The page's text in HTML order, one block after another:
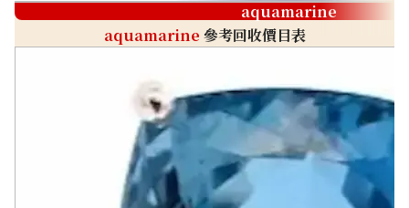
aquamarine
aquamarine 參考回收價目表